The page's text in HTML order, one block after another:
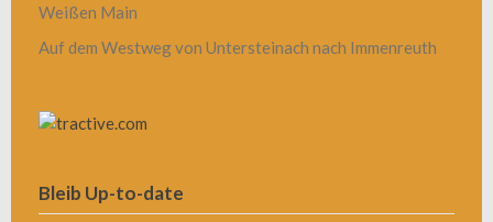
Weißen Main
Auf dem Westweg von Untersteinach nach Immenreuth
Bleib Up-to-date